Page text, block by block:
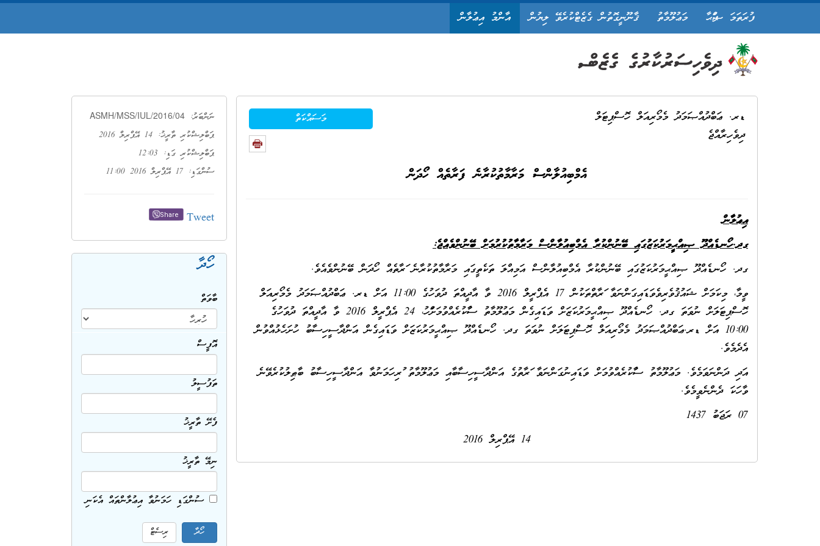
ފުރަތަމަ ޞަފްޙާ މަޢުލޫމާތު ޤާނޫނީގޮތުން ގެޒެޓްކުރެވޭ ލިޔުން އާންމު އިޢުލާން
މަސައްކަތް
ޑރ. ޢަބްދުއްޞަމަދު މެމޯރިއަލް ހޮސްޕިޓަލް
ދިވެހިރާއްޖެ
އެމްބިއުލާންސް މަރާމާތުކުރާނެ ފަރާތެއް ހޯދަން
އިޢުލާން
ގދ.ހޯނޑެއްދޫ ޞިއްޙީމަރުކަޒުގައި ބޭނުންކުރާ އެމްބިއުލާންސް މަރާމާތުކުރުމަށް ބޭނުންވެއްޖެ:
ގދ. ހޯނޑެއްދޫ ޞިއްޙީމަރުކަޒުގައި ބޭނުންކުރާ އެމްބިއުލާންސް އަމިއްލަ ތަކެތީގައި މަރާމާތުކުރާނެ ފަރާތެއް ހޯދަން ބޭނުންވެއެވެ.
ވީމާ، މިކަމަށް ޝައުޤުވެރިވެވަޑައިގަންނަވާ ފަރާތްތަކުން 17 އެޕްރީލް 2016 ވާ އާދީއްތަ ދުވަހުގެ 11:00 އަށް ޑރ. ޢަބްދުއްޞަމަދު މެމޯރިއަލް
ހޮސްޕިޓަލަށް ނުވަތަ ގދ. ހޯނޑެއްދޫ ޞިއްޙީމަރުކަޒަށް ވަޑައިގެން މަޢުލޫމާތު ސާފުކުރެއްވުމަށްފަހު، 24 އެޕްރީލް 2016 ވާ އާދީއްތަ ދުވަހުގެ
10:00 އަށް ޑރ.ޢަބްދުއްޞަމަދު މެމޯރިއަލް ހޮސްޕިޓަލަށް ނުވަތަ ގދ. ހޯނޑެއްދޫ ޞިއްޙީމަރުކަޒަށް ވަޑައިގެން އަންދާސީހިސާބު ހުށަހެޅުއްވުން
އެދެމެވެ.
އަދި ދަންނަވަމެވެ. މަޢުލޫމާތު ސާފުކުރެއްވުމަށް ވަޑައިނުގަންނަވާ ފަރާތުގެ އަންދާސީހިސާބާއި މަޢުލޫމާތު ފުރިހަމަނުވާ އަންދާސީހިސާބު ބާޠިލުކުރެވޭނެ
ވާހަކަ ދެންނެވީމެވެ.
07 ރަޖަބު 1437
14 އޭޕްރިލް 2016
ނަންބަރު: ASMH/MSS/IUL/2016/04
ޕަބްލިޝްކުރި ތާރީޚު: 14 އޭޕްރިލް 2016
ޕަބްލިޝްކުރި ގަޑި: 12:03
ސުންގަޑި: 17 އޭޕްރިލް 2016 11:00
Tweet
Share
ހޯދާ
ބާވަތް
އޮފީސް
ތަފުސީލު
ފެށޭ ތާރީޚު
ނިމޭ ތާރީޚު
ސުންގަޑި ހަމަނުވާ އިޢުލާންތައް އެކަނި